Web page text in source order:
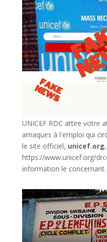
UNICEF RDC attire votre
arnaques à l'emploi qui
le site officiel, unicef.org,
https://www.unicef.org/
information le concernant.